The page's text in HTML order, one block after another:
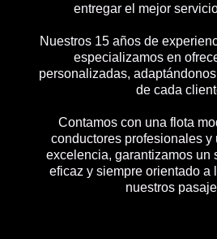
entregar el mejor
Nuestros 15 años de
especializamos en
personalizadas,
de cada
Contamos con una flota
conductores profesionales y
excelencia, garantizamos un
eficaz y siempre orientado a
nuestros